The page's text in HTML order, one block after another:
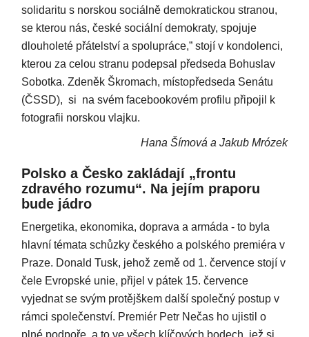
solidaritu s norskou sociálně demokratickou stranou,
se kterou nás, české sociální demokraty, spojuje
dlouholeté přátelství a spolupráce,” stojí v kondolenci,
kterou za celou stranu podepsal předseda Bohuslav
Sobotka. Zdeněk Škromach, místopředseda Senátu
(ČSSD), si na svém facebookovém profilu připojil k
fotografii norskou vlajku.
Hana Šímová a Jakub Mrózek
Polsko a Česko zakládají „frontu
zdravého rozumu“. Na jejím praporu
bude jádro
Energetika, ekonomika, doprava a armáda - to byla
hlavní témata schůzky českého a polského premiéra v
Praze. Donald Tusk, jehož země od 1. července stojí v
čele Evropské unie, přijel v pátek 15. července
vyjednat se svým protějškem další společný postup v
rámci společenství. Premiér Petr Nečas ho ujistil o
plné podpoře, a to ve všech klíčových bodech, jež si